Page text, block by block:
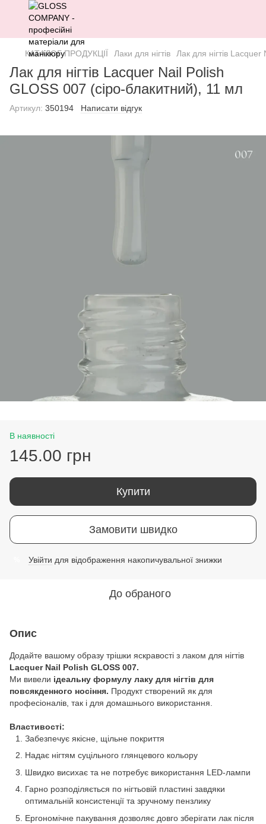
КАТАЛОГ ПРОДУКЦІЇ Лаки для нігтів Лак для нігтів
Лак для нігтів Lacquer Nail Polish
GLOSS 007 (сіро-блакитний), 11 мл
Артикул: 350194 Написати відгук
В наявності
145.00 грн
Купити
Замовити швидко
Увійти для відображення накопичувальної знижки
До обраного
Опис
Додайте вашому образу трішки яскравості з лаком для нігтів
Lacquer Nail Polish GLOSS 007.
Ми вивели ідеальну формулу лаку для нігтів для
повсякденного носіння. Продукт створений як для
професіоналів, так і для домашнього використання.
Властивості:
Забезпечує якісне, щільне покриття
Надає нігтям суцільного глянцевого кольору
Швидко висихає та не потребує використання LED-лампи
Гарно розподіляється по нігтьовій пластині завдяки
оптимальній консистенції та зручному пензлику
Ергономічне пакування дозволяє довго зберігати лак після